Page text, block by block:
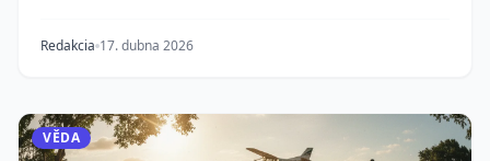
Redakcia 17. dubna 2026
VĚDA